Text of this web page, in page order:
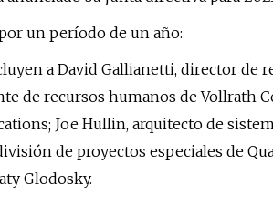
un período de un año:
a David Gallianetti, director de
de recursos humanos de Vollrath
Joe Hullin, arquitecto de
de proyectos especiales de
Glodosky.